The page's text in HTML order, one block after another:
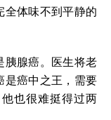
全体味不到平静的
胰腺癌。医生将老
是癌中之王，需要
也很难挺得过两